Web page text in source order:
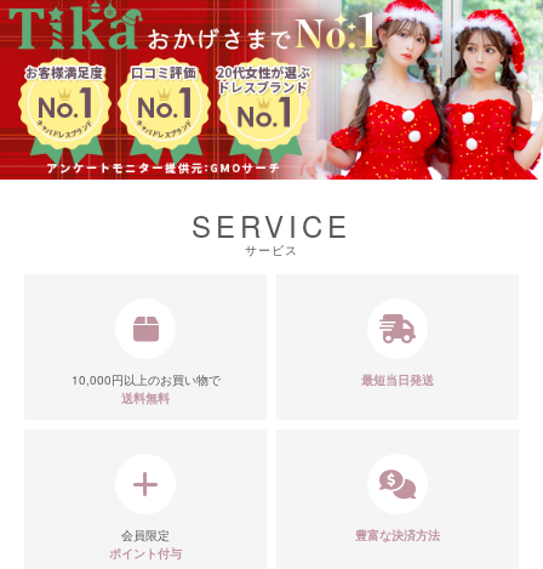
SERVICE
サービス
10,000円以上のお買い物で
送料無料
最短当日発送
会員限定
ポイント付与
豊富な決済方法